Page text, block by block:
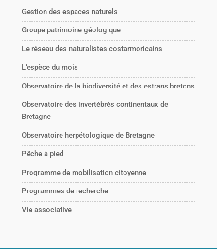
Gestion des espaces naturels
Groupe patrimoine géologique
Le réseau des naturalistes costarmoricains
L’espèce du mois
Observatoire de la biodiversité et des estrans bretons
Observatoire des invertébrés continentaux de
Bretagne
Observatoire herpétologique de Bretagne
Pêche à pied
Programme de mobilisation citoyenne
Programmes de recherche
Vie associative